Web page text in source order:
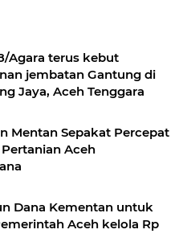
Agara terus kebut
jembatan Gantung di
Jaya, Aceh Tenggara
Mentan Sepakat Percepat
Aceh
Dana Kementan untuk
Aceh kelola Rp